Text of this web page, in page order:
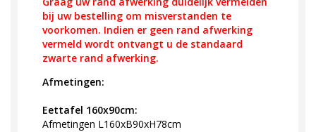
bij uw bestelling om misverstanden te
voorkomen. Indien er geen rand afwerking
vermeld wordt ontvangt u de standaard
zwarte rand afwerking.
Afmetingen:
Eettafel 160x90cm:
Afmetingen L160xB90xH78cm